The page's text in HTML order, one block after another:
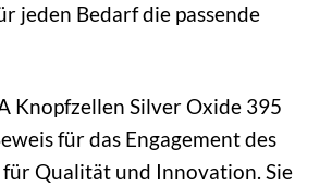
jeden Bedarf die passende
Knopfzellen Silver Oxide 395
für das Engagement des
Qualität und Innovation. Sie